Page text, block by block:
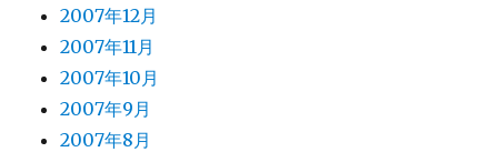
2007年12月
2007年11月
2007年10月
2007年9月
2007年8月